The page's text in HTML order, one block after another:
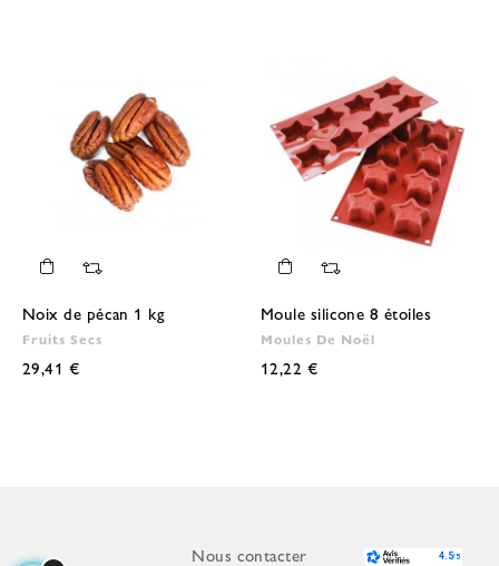
Noix de pécan 1 kg
Fruits Secs
29,41 €
Moule silicone 8 étoiles
Moules De Noël
12,22 €
Nous contacter